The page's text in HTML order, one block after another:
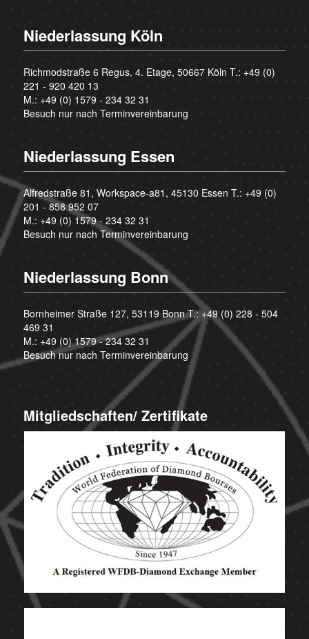
Niederlassung Köln
Richmodstraße 6 Regus, 4. Etage, 50667 Köln T.: +49 (0)
221 - 920 420 13
M.: +49 (0) 1579 - 234 32 31
Besuch nur nach Terminvereinbarung
Niederlassung Essen
Alfredstraße 81, Workspace-a81, 45130 Essen T.: +49 (0)
201 - 858 952 07
M.: +49 (0) 1579 - 234 32 31
Besuch nur nach Terminvereinbarung
Niederlassung Bonn
Bornheimer Straße 127, 53119 Bonn T.:+49 (0) 228 - 504
469 31
M.: +49 (0) 1579 - 234 32 31
Besuch nur nach Terminvereinbarung
Mitgliedschaften/ Zertifikate